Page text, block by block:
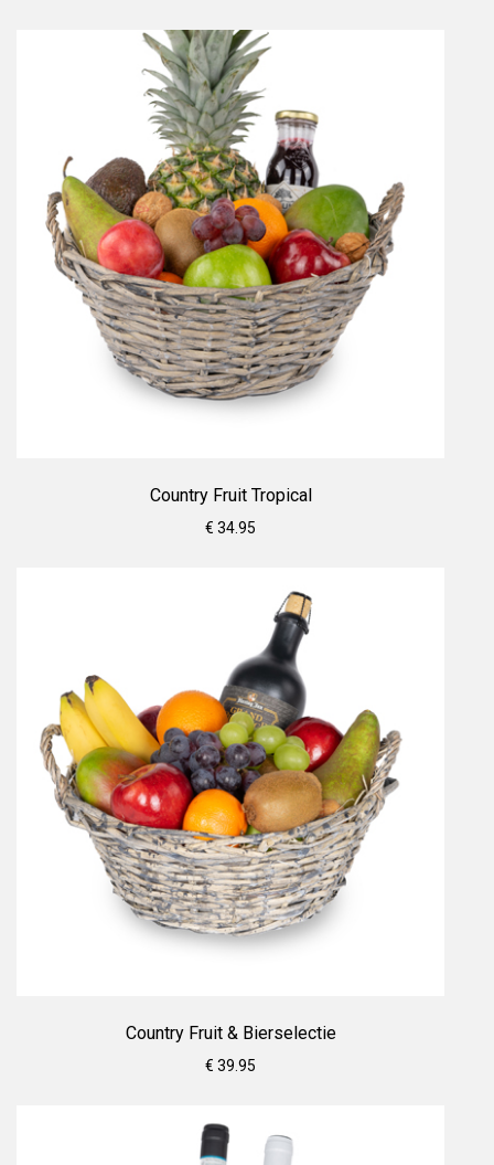
Country Fruit Tropical
€ 34.95
Country Fruit & Bierselectie
€ 39.95